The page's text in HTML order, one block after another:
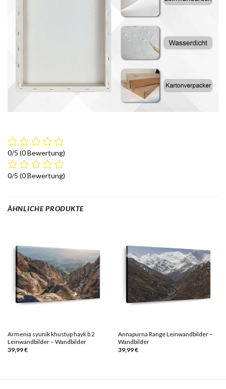
0/5 (0 Bewertung)
0/5 (0 Bewertung)
ÄHNLICHE PRODUKTE
Armenia syunik khustup hayk b 2
Leinwandbilder – Wandbilder
39,99€
Annapurna Range Leinwandbilder –
Wandbilder
39,99€